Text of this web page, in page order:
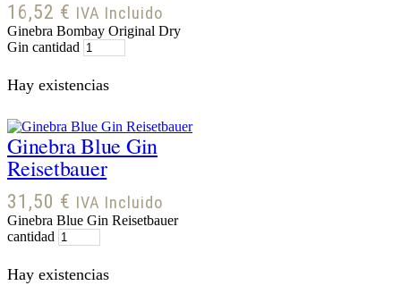
16,52 € IVA Incluido
Ginebra Bombay Original Dry
Gin cantidad
Hay existencias
Ginebra Blue Gin
Reisetbauer
31,50 € IVA Incluido
Ginebra Blue Gin Reisetbauer
cantidad
Hay existencias